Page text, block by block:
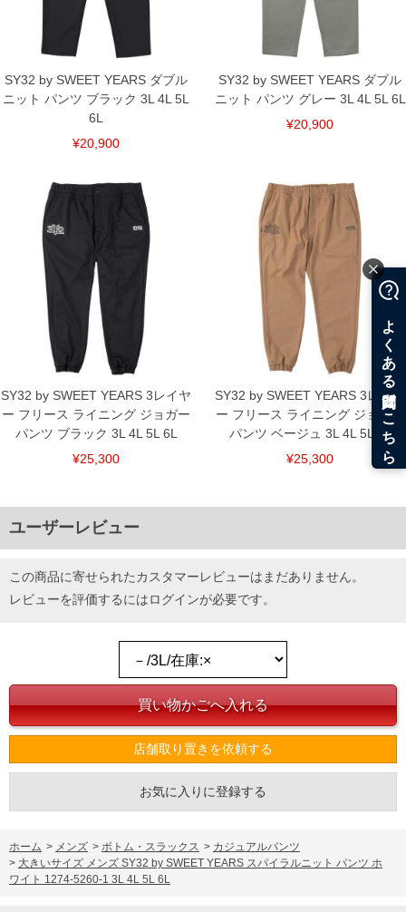
※【ボトムの裾上げをご希望の場合】
裾上げ料金は500円+税となります。
備考欄に股下●cmとご記入下さい。（裾上げ無料対象商品は1本につき税込6,000円以
上の品が対象。1本5,999円以下の商品は有料（500円+税）となります。）
尚、裾上げした商品は返品・交換不可となりますので、予めご了承下さい。
一部、お直しに対応出来ない商品がございます。(例：裾にファスナーや調節ひもが付
いている、極端なデザインが施されている等)
※商品によって若干のサイズの誤差がございます。また、お客様がご使用の環境（コ
ンピュータ画面）によって、商品の色味が若干異なる場合がございます。予めご了承
※当店での掲載商品は、実店鋪と在庫を共用しておりますので店頭での売り違い、店
舗からのお取り寄せ等により、お客様にご迷惑をお掛けしてしまう場合がございま
す。そのようなことがない様最大限に努めておりますが、もしあった場合速やかにご
連絡させて頂きますので予めご了承ください。
DETAIL
SY32 by SWEET YEARS ダブル
ニット パンツ ブラック 3L 4L 5L
6L
¥20,900
SY32 by SWEET YEARS ダブル
ニット パンツ グレー 3L 4L 5L 6L
¥20,900
SY32 by SWEET YEARS 3レイヤ
ー フリース ライニング ジョガー
パンツ ブラック 3L 4L 5L 6L
¥25,300
SY32 by SWEET YEARS 3レイヤ
ー フリース ライニング ジョガー
パンツ ベージュ 3L 4L 5L 6L
¥25,300
ユーザーレビュー
この商品に寄せられたカスタマーレビューはまだありません。
レビューを評価するにはログインが必要です。
店舗取り置きを依頼する
お気に入りに登録する
ホーム > メンズ > ボトム・スラックス > カジュアルパンツ
> 大きいサイズ メンズ SY32 by SWEET YEARS スパイラルニット パンツ ホ
ワイト 1274-5260-1 3L 4L 5L 6L